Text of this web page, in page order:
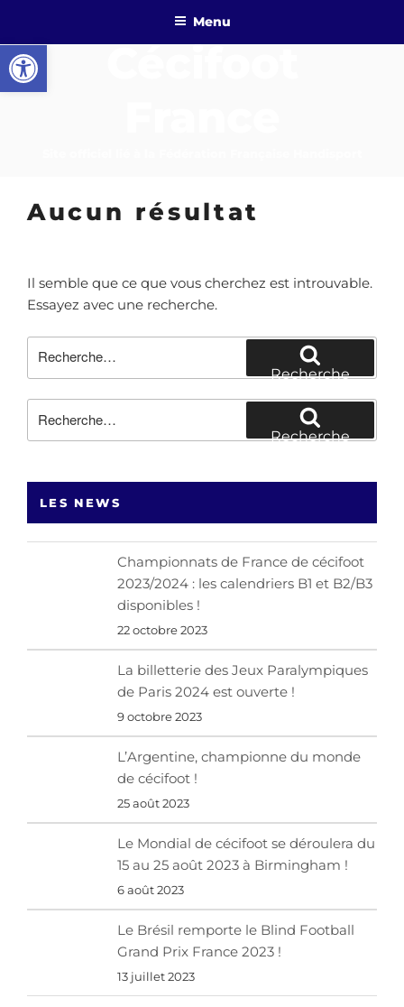
contenu
principal
Menu
Aucun résultat
Il semble que ce que vous cherchez est introuvable.
Essayez avec une recherche.
pour
Recherche
pour
Recherche
LES NEWS
Championnats de France de cécifoot
2023/2024 : les calendriers B1 et B2/B3
disponibles !
22 octobre 2023
La billetterie des Jeux Paralympiques
de Paris 2024 est ouverte !
9 octobre 2023
L’Argentine, championne du monde
de cécifoot !
25 août 2023
Le Mondial de cécifoot se déroulera du
15 au 25 août 2023 à Birmingham !
6 août 2023
Le Brésil remporte le Blind Football
Grand Prix France 2023 !
13 juillet 2023
Ouvrir la barre d’outils